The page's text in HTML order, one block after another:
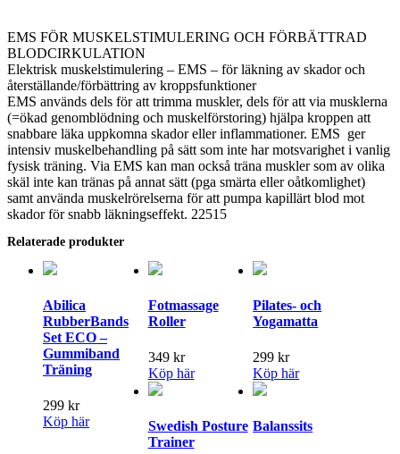
EMS FÖR MUSKELSTIMULERING OCH FÖRBÄTTRAD
BLODCIRKULATION
Elektrisk muskelstimulering – EMS – för läkning av skador och
återställande/förbättring av kroppsfunktioner
EMS används dels för att trimma muskler, dels för att via musklerna
(=ökad genomblödning och muskelförstoring) hjälpa kroppen att
snabbare läka uppkomna skador eller inflammationer. EMS ger
intensiv muskelbehandling på sätt som inte har motsvarighet i vanlig
fysisk träning. Via EMS kan man också träna muskler som av olika
skäl inte kan tränas på annat sätt (pga smärta eller oåtkomlighet)
samt använda muskelrörelserna för att pumpa kapillärt blod mot
skador för snabb läkningseffekt. 22515
Relaterade produkter
Abilica
RubberBands
Set ECO –
Gummiband
Träning
299 kr
Köp här
Fotmassage
Roller
349 kr
Köp här
Pilates- och
Yogamatta
299kr
Köp här
Swedish Posture
Trainer
Balanssits